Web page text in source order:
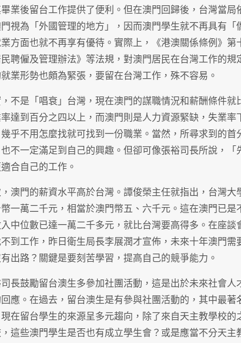
業後留台工作提供了便利。但在澳門回歸後，台灣當局
視為「外國管理的地方」，因而澳門學生就不再具有「
方面也就不再享有優待。實際上，《港澳關係條例》
民聘僱及管理辦法》等法規，對澳門居民在台灣工作的
業形勢也頗為緊張，要留在台灣工作，殊不容易。
不是「唱衰」台灣，現在澳門的謀職情況和薪酬條件
達到百分之四以上，而澳門則是人力資源緊缺，失業
乎不用怎麼找就可找到一份職業。當然，所尋求到的首
不一定滿足到自己的興趣。但卻可像張裕司長所說，
合自己的工作。
澳門的薪資水平高於台灣。譚俊榮主任就指出，台灣
一萬二千元，相當於澳門幣五、六千元。這在澳門已是
中位數已達一萬二千多元，就比台灣要高得多。在座談
到工作，昨日衛生局長李展潤才宣佈，未來十年澳門
出路？關鍵是要刻苦學習，提高自己的競爭能力。
長鼓勵留台澳生多參加社團活動，這是出於未來社會
應。在過去，留台澳生是有參與社團活動的，其中最
在留台學生的來源呈多元趨向，除了來自天主教學校
這些澳門學生是否也有成立學生會？或是應當不分天主